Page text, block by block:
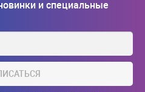
и специальные